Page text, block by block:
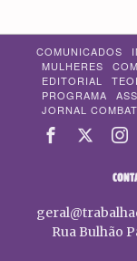
COMUNICADOS
MULHERES
EDITORIAL
PROGRAMA
JORNAL
Rua Bulhão